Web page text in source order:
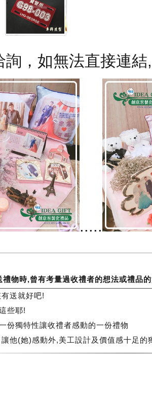
詢，如無法直接連
.....